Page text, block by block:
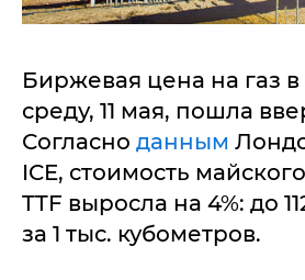
Биржевая цена на газ
среду, 11 мая, пошла
Согласно данным
ICE, стоимость
TTF выросла на 4%: до
за 1 тыс. кубометров.